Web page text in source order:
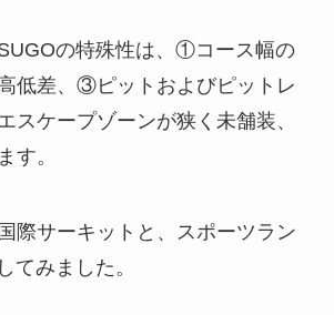
の特殊性は、①コース幅の
低差、③ピットおよびピットレ
スケープゾーンが狭く未舗装、
す。
際サーキットと、スポーツラン
てみました。